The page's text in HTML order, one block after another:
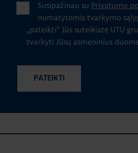
Susipažinau su Privatumo
numatytomis tvarkymo
„pateikti" Jūs suteikiate UTU
tvarkyti Jūsų asmeninius